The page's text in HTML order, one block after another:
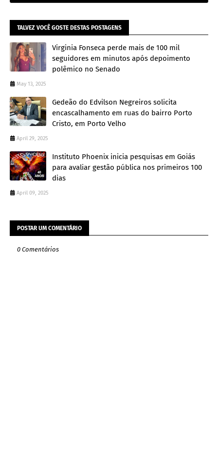
TALVEZ VOCÊ GOSTE DESTAS POSTAGENS
Virginia Fonseca perde mais de 100 mil
seguidores em minutos após depoimento
polêmico no Senado
May 13, 2025
Gedeão do Edvilson Negreiros solicita
encascalhamento em ruas do bairro Porto
Cristo, em Porto Velho
April 29, 2025
Instituto Phoenix inicia pesquisas em Goiás
para avaliar gestão pública nos primeiros 100
dias
April 09, 2025
POSTAR UM COMENTÁRIO
0 Comentários